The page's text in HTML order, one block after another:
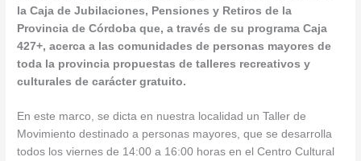
la Caja de Jubilaciones, Pensiones y Retiros de la
Provincia de Córdoba que, a través de su programa Caja
427+, acerca a las comunidades de personas mayores de
toda la provincia propuestas de talleres recreativos y
culturales de carácter gratuito.
En este marco, se dicta en nuestra localidad un Taller de
Movimiento destinado a personas mayores, que se desarrolla
todos los viernes de 14:00 a 16:00 horas en el Centro Cultural